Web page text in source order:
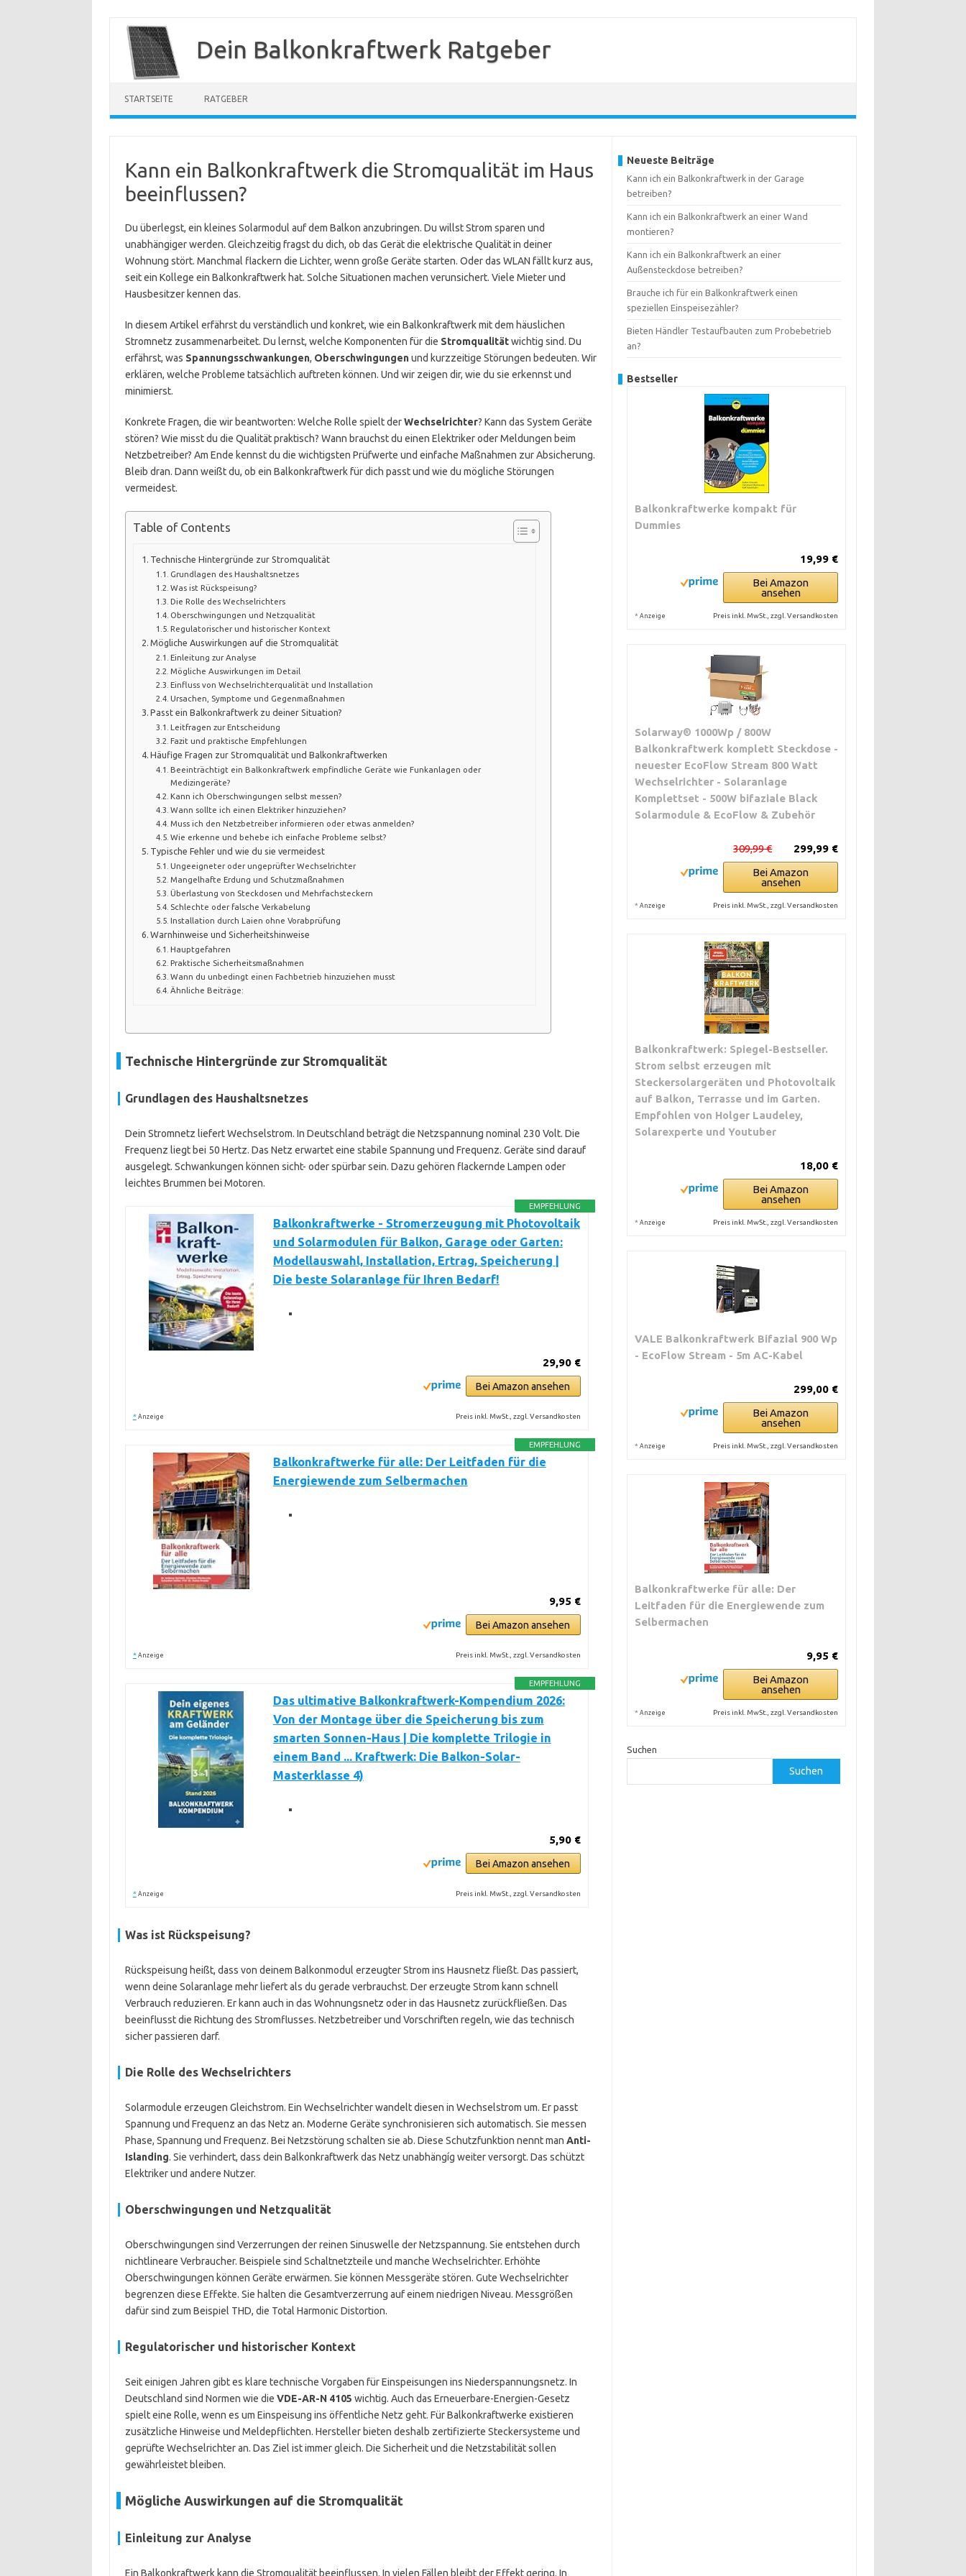
Inhalt
springen
Dein Balkonkraftwerk Ratgeber
STARTSEITE RATGEBER
Kann ein Balkonkraftwerk die Stromqualität im Haus
beeinflussen?
Du überlegst, ein kleines Solarmodul auf dem Balkon anzubringen. Du willst Strom sparen und
unabhängiger werden. Gleichzeitig fragst du dich, ob das Gerät die elektrische Qualität in deiner
Wohnung stört. Manchmal flackern die Lichter, wenn große Geräte starten. Oder das WLAN fällt kurz aus,
seit ein Kollege ein Balkonkraftwerk hat. Solche Situationen machen verunsichert. Viele Mieter und
Hausbesitzer kennen das.
In diesem Artikel erfährst du verständlich und konkret, wie ein Balkonkraftwerk mit dem häuslichen
Stromnetz zusammenarbeitet. Du lernst, welche Komponenten für die Stromqualitätwichtig sind. Du
erfährst, was Spannungsschwankungen, Oberschwingungenund kurzzeitige Störungen bedeuten. Wir
erklären, welche Probleme tatsächlich auftreten können. Und wir zeigen dir, wie du sie erkennst und
minimierst.
Konkrete Fragen, die wir beantworten: Welche Rolle spielt derWechselrichter? Kann das System Geräte
stören? Wie misst du die Qualität praktisch? Wann brauchst du einen Elektriker oder Meldungen beim
Netzbetreiber? Am Ende kennst du die wichtigsten Prüfwerte und einfache Maßnahmen zur Absicherung.
Bleib dran. Dann weißt du, ob ein Balkonkraftwerk für dich passt und wie du mögliche Störungen
vermeidest.
Table of Contents
Technische Hintergründe zur Stromqualität
Grundlagen des Haushaltsnetzes
Was ist Rückspeisung?
Die Rolle des Wechselrichters
Oberschwingungen und Netzqualität
Regulatorischer und historischer Kontext
Mögliche Auswirkungen auf die Stromqualität
Einleitung zur Analyse
Mögliche Auswirkungen im Detail
Einfluss von Wechselrichterqualität und Installation
Ursachen, Symptome und Gegenmaßnahmen
Passt ein Balkonkraftwerk zu deiner Situation?
Leitfragen zur Entscheidung
Fazit und praktische Empfehlungen
Häufige Fragen zur Stromqualität und Balkonkraftwerken
Beeinträchtigt ein Balkonkraftwerk empfindliche Geräte wie Funkanlagen oder
Medizingeräte?
Kann ich Oberschwingungen selbst messen?
Wann sollte ich einen Elektriker hinzuziehen?
Muss ich den Netzbetreiber informieren oder etwas anmelden?
Wie erkenne und behebe ich einfache Probleme selbst?
Typische Fehler und wie du sie vermeidest
Ungeeigneter oder ungeprüfter Wechselrichter
Mangelhafte Erdung und Schutzmaßnahmen
Überlastung von Steckdosen und Mehrfachsteckern
Schlechte oder falsche Verkabelung
Installation durch Laien ohne Vorabprüfung
Warnhinweise und Sicherheitshinweise
Hauptgefahren
Praktische Sicherheitsmaßnahmen
Wann du unbedingt einen Fachbetrieb hinzuziehen musst
Ähnliche Beiträge:
Technische Hintergründe zur Stromqualität
Grundlagen des Haushaltsnetzes
Dein Stromnetz liefert Wechselstrom. In Deutschland beträgt die Netzspannung nominal 230 Volt. Die
Frequenz liegt bei 50 Hertz. Das Netz erwartet eine stabile Spannung und Frequenz. Geräte sind darauf
ausgelegt. Schwankungen können sicht- oder spürbar sein. Dazu gehören flackernde Lampen oder
leichtes Brummen bei Motoren.
EMPFEHLUNG
Balkonkraftwerke - Stromerzeugung mit Photovoltaik
und Solarmodulen für Balkon, Garage oder Garten:
Modellauswahl, Installation, Ertrag, Speicherung |
Die beste Solaranlage für Ihren Bedarf!
29,90 €
Bei Amazon ansehen
* Anzeige Preis inkl. MwSt., zzgl. Versandkosten
EMPFEHLUNG
Balkonkraftwerke für alle: Der Leitfaden für die
Energiewende zum Selbermachen
9,95 €
Bei Amazon ansehen
* Anzeige Preis inkl. MwSt., zzgl. Versandkosten
EMPFEHLUNG
Das ultimative Balkonkraftwerk-Kompendium 2026:
Von der Montage über die Speicherung bis zum
smarten Sonnen-Haus | Die komplette Trilogie in
einem Band ... Kraftwerk: Die Balkon-Solar-
Masterklasse 4)
5,90 €
Bei Amazon ansehen
* Anzeige Preis inkl. MwSt., zzgl. Versandkosten
Was ist Rückspeisung?
Rückspeisung heißt, dass von deinem Balkonmodul erzeugter Strom ins Hausnetz fließt. Das passiert,
wenn deine Solaranlage mehr liefert als du gerade verbrauchst. Der erzeugte Strom kann schnell
Verbrauch reduzieren. Er kann auch in das Wohnungsnetz oder in das Hausnetz zurückfließen. Das
beeinflusst die Richtung des Stromflusses. Netzbetreiber und Vorschriften regeln, wie das technisch
sicher passieren darf.
Die Rolle des Wechselrichters
Solarmodule erzeugen Gleichstrom. Ein Wechselrichter wandelt diesen in Wechselstrom um. Er passt
Spannung und Frequenz an das Netz an. Moderne Geräte synchronisieren sich automatisch. Sie messen
Phase, Spannung und Frequenz. Bei Netzstörung schalten sie ab. Diese Schutzfunktion nennt man Anti-
Islanding. Sie verhindert, dass dein Balkonkraftwerk das Netz unabhängíg weiter versorgt. Das schützt
Elektriker und andere Nutzer.
Oberschwingungenund Netzqualität
Oberschwingungen sind Verzerrungen der reinen Sinuswelle der Netzspannung. Sie entstehen durch
nichtlineare Verbraucher. Beispiele sind Schaltnetzteile und manche Wechselrichter. Erhöhte
Oberschwingungen können Geräte erwärmen. Sie können Messgeräte stören. Gute Wechselrichter
begrenzen diese Effekte. Sie halten die Gesamtverzerrung auf einem niedrigen Niveau. Messgrößen
dafür sind zum Beispiel THD, die Total Harmonic Distortion.
Regulatorischer und historischer Kontext
Seit einigen Jahren gibt es klare technische Vorgaben für Einspeisungen ins Niederspannungsnetz. In
Deutschland sind Normen wie die VDE-AR-N 4105 wichtig. Auch das Erneuerbare-Energien-Gesetz
spielt eine Rolle, wenn es um Einspeisung ins öffentliche Netz geht. Für Balkonkraftwerke existieren
zusätzliche Hinweise und Meldepflichten. Hersteller bieten deshalb zertifizierte Steckersysteme und
geprüfte Wechselrichter an. Das Ziel ist immer gleich. Die Sicherheit und die Netzstabilität sollen
gewährleistet bleiben.
Mögliche Auswirkungen auf die Stromqualität
Einleitung zur Analyse
Ein Balkonkraftwerk kann die Stromqualität beeinflussen. In vielen Fällen bleibt der Effekt gering. In
Neueste Beiträge
Kann ich ein Balkonkraftwerk in der Garage
betreiben?
Kann ich ein Balkonkraftwerk an einer Wand
montieren?
Kann ich ein Balkonkraftwerk an einer
Außensteckdose betreiben?
Brauche ich für ein Balkonkraftwerk einen
speziellen Einspeisezähler?
Bieten Händler Testaufbauten zum Probebetrieb
an?
Bestseller
Balkonkraftwerke kompakt für
Dummies
19,99 €
Bei Amazon
ansehen
* Anzeige Preis inkl. MwSt., zzgl. Versandkosten
Solarway® 1000Wp / 800W
Balkonkraftwerk komplett Steckdose -
neuester EcoFlow Stream 800 Watt
Wechselrichter - Solaranlage
Komplettset - 500W bifaziale Black
Solarmodule & EcoFlow & Zubehör
299,99 €
309,99 €
Bei Amazon
ansehen
* Anzeige Preis inkl. MwSt., zzgl. Versandkosten
Balkonkraftwerk: Spiegel-Bestseller.
Strom selbst erzeugen mit
Steckersolargeräten und Photovoltaik
auf Balkon, Terrasse und im Garten.
Empfohlen von Holger Laudeley,
Solarexperte und Youtuber
18,00 €
Bei Amazon
ansehen
* Anzeige Preis inkl. MwSt., zzgl. Versandkosten
VALE Balkonkraftwerk Bifazial 900 Wp
- EcoFlow Stream - 5m AC-Kabel
299,00 €
Bei Amazon
ansehen
* Anzeige Preis inkl. MwSt., zzgl. Versandkosten
Balkonkraftwerke für alle: Der
Leitfaden für die Energiewende zum
Selbermachen
9,95 €
Bei Amazon
ansehen
* Anzeige Preis inkl. MwSt., zzgl. Versandkosten
Suchen
Suchen